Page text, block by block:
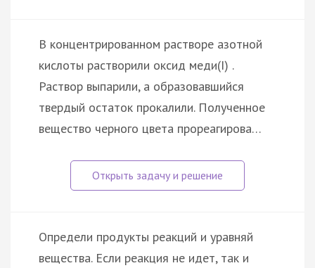
В концентрированном растворе азотной
кислоты растворили оксид меди(I) .
Раствор выпарили, а образовавшийся
твердый остаток прокалили. Полученное
вещество черного цвета прореагирова…
Определи продукты реакций и уравняй
вещества. Если реакция не идет, так и